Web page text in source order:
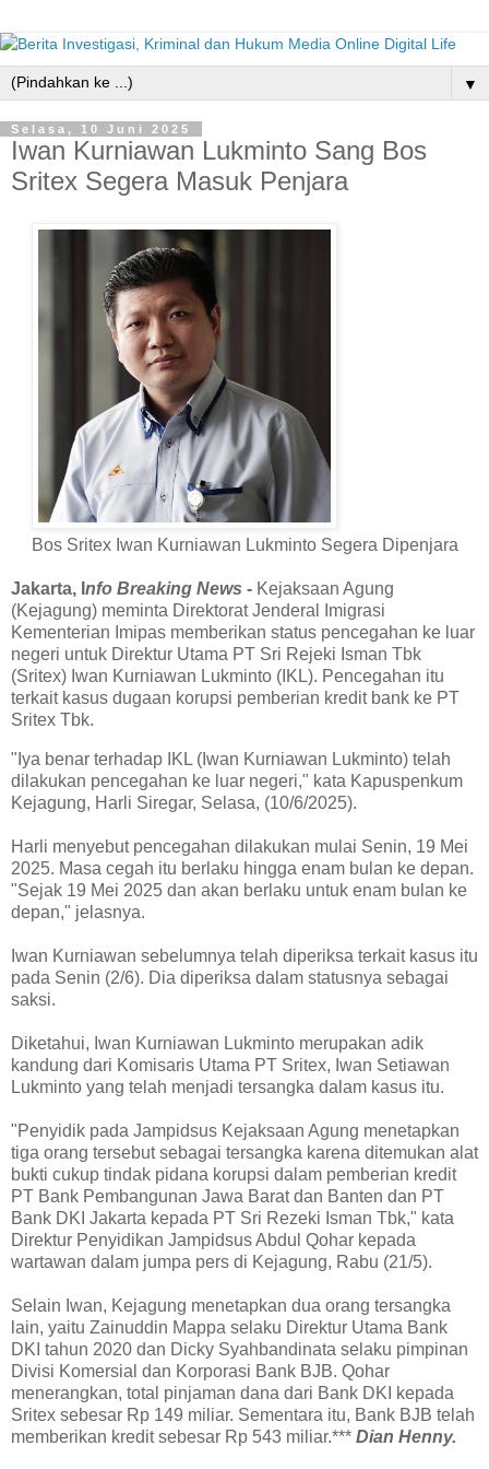
▼
Selasa, 10 Juni 2025
Iwan Kurniawan Lukminto Sang Bos
Sritex Segera Masuk Penjara
Bos Sritex Iwan Kurniawan Lukminto Segera Dipenjara
Jakarta, I nfo Breaking News - Kejaksaan Agung
(Kejagung) meminta Direktorat Jenderal Imigrasi
Kementerian Imipas memberikan status pencegahan ke luar
negeri untuk Direktur Utama PT Sri Rejeki Isman Tbk
(Sritex) Iwan Kurniawan Lukminto (IKL). Pencegahan itu
terkait kasus dugaan korupsi pemberian kredit bank ke PT
Sritex Tbk.
"Iya benar terhadap IKL (Iwan Kurniawan Lukminto) telah
dilakukan pencegahan ke luar negeri," kata Kapuspenkum
Kejagung, Harli Siregar, Selasa, (10/6/2025).
Harli menyebut pencegahan dilakukan mulai Senin, 19 Mei
2025. Masa cegah itu berlaku hingga enam bulan ke depan.
"Sejak 19 Mei 2025 dan akan berlaku untuk enam bulan ke
depan," jelasnya.
Iwan Kurniawan sebelumnya telah diperiksa terkait kasus itu
pada Senin (2/6). Dia diperiksa dalam statusnya sebagai
saksi.
Diketahui, Iwan Kurniawan Lukminto merupakan adik
kandung dari Komisaris Utama PT Sritex, Iwan Setiawan
Lukminto yang telah menjadi tersangka dalam kasus itu.
"Penyidik pada Jampidsus Kejaksaan Agung menetapkan
tiga orang tersebut sebagai tersangka karena ditemukan alat
bukti cukup tindak pidana korupsi dalam pemberian kredit
PT Bank Pembangunan Jawa Barat dan Banten dan PT
Bank DKI Jakarta kepada PT Sri Rezeki Isman Tbk," kata
Direktur Penyidikan Jampidsus Abdul Qohar kepada
wartawan dalam jumpa pers di Kejagung, Rabu (21/5).
Selain Iwan, Kejagung menetapkan dua orang tersangka
lain, yaitu Zainuddin Mappa selaku Direktur Utama Bank
DKI tahun 2020 dan Dicky Syahbandinata selaku pimpinan
Divisi Komersial dan Korporasi Bank BJB. Qohar
menerangkan, total pinjaman dana dari Bank DKI kepada
Sritex sebesar Rp 149 miliar. Sementara itu, Bank BJB telah
memberikan kredit sebesar Rp 543 miliar.*** Dian Henny.